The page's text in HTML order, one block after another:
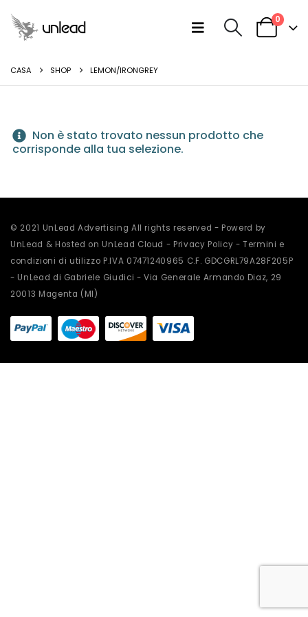
0
CASA SHOP LEMON/IRONGREY
Non è stato trovato nessun prodotto che
corrisponde alla tua selezione.
© 2021 UnLead Advertising All rights reserved - Powerd by
UnLead & Hosted on UnLead Cloud - Privacy Policy -Termini e
condizioni di utilizzo P.IVA 07471240965 C.F. GDCGRL79A28F205P
- UnLead di Gabriele Giudici - Via Generale Armando Diaz, 29
20013 Magenta (MI)